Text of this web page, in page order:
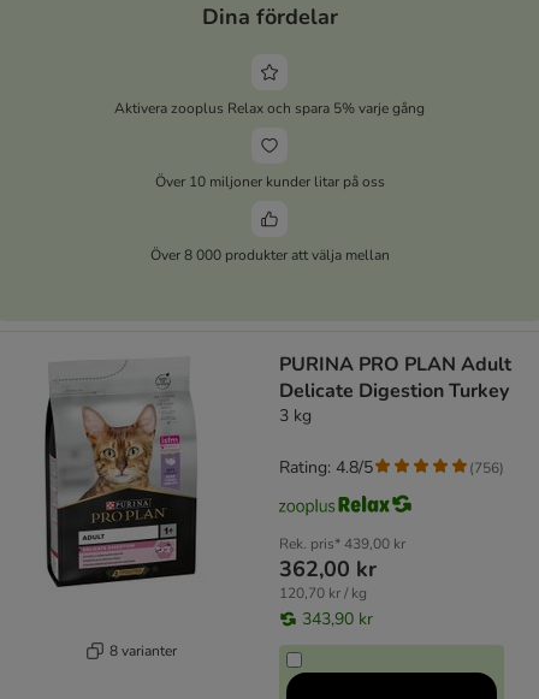
Dina fördelar
Aktivera zooplus Relax och spara 5% varje gång
Över 10 miljoner kunder litar på oss
Över 8 000 produkter att välja mellan
8 varianter
PURINA PRO PLAN Adult
Delicate Digestion Turkey
3 kg
Rek. pris*439,00 kr
362,00 kr
120,70 kr / kg
343,90 kr
Rating: 4.8/5 (756)